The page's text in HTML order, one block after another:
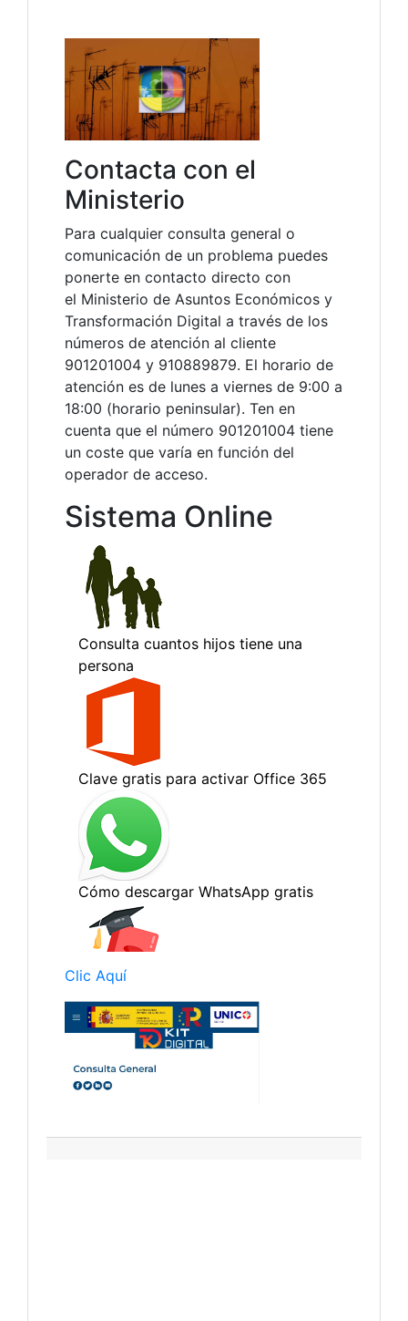
Contacta con el
Ministerio
Para cualquier consulta general o
comunicación de un problema puedes
ponerte en contacto directo con
el Ministerio de Asuntos Económicos y
Transformación Digital a través de los
números de atención al cliente
901201004 y 910889879. El horario de
atención es de lunes a viernes de 9:00 a
18:00 (horario peninsular). Ten en
cuenta que el número 901201004 tiene
un coste que varía en función del
operador de acceso.
Sistema Online
Clic Aquí